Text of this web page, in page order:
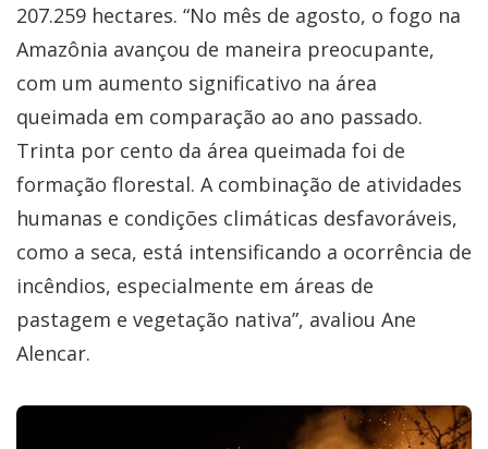
207.259 hectares. “No mês de agosto, o fogo na
Amazônia avançou de maneira preocupante,
com um aumento significativo na área
queimada em comparação ao ano passado.
Trinta por cento da área queimada foi de
formação florestal. A combinação de atividades
humanas e condições climáticas desfavoráveis,
como a seca, está intensificando a ocorrência de
incêndios, especialmente em áreas de
pastagem e vegetação nativa”, avaliou Ane
Alencar.